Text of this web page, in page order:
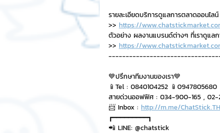
รายละเอียดบริการดูแลการตลาดออนไลน์
>> https://
ตัวอย่าง ผลงานแบรนด์ต่างๆ ที่เราดูแลก
>> https://
💙ปรึกษาทีมงานของเรา💙
📱Tel : 0840104252 📱0947805680
สายด่วนออฟฟิศ : 034-900-165 , 02-
📨 Inbox : http://m.me/ChatStick.TH
┏━━━━━━━━━┓
📲 LINE: @chatstick